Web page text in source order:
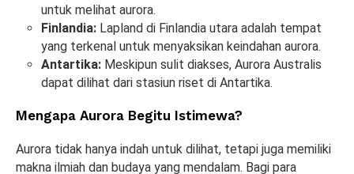
untuk melihat aurora.
Finlandia: Lapland di Finlandia utara adalah tempat
yang terkenal untuk menyaksikan keindahan aurora.
Antartika: Meskipun sulit diakses, Aurora Australis
dapat dilihat dari stasiun riset di Antartika.
Mengapa Aurora Begitu Istimewa?
Aurora tidak hanya indah untuk dilihat, tetapi juga memiliki
makna ilmiah dan budaya yang mendalam. Bagi para